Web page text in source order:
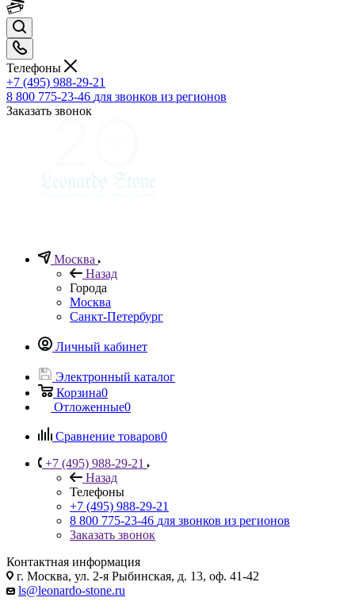
Телефоны
+7 (495) 988-29-21
8 800 775-23-46 для звонков из регионов
Заказать звонок
Москва
Назад
Города
Москва
Санкт-Петербург
Личный кабинет
Электронный каталог
Корзина0
Отложенные0
Сравнение товаров0
+7 (495) 988-29-21
Назад
Телефоны
+7 (495) 988-29-21
8 800 775-23-46 для звонков из регионов
Заказать звонок
Контактная информация
г. Москва, ул. 2-я Рыбинская, д. 13, оф. 41-42
ls@leonardo-stone.ru